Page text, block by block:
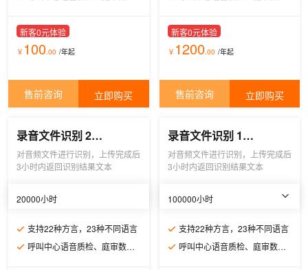
新客0元体验
￥ 100.00 /年起
售前咨询 立即购买
新客0元体验
￥ 1200.00 /年起
售前咨询 立即购买
录音文件识别 20000小时
对音频文件进行识别，上传完成后
3小时内返回识别结果文本
20000小时
支持22种方言，23种不同语言
呼叫中心语音质检、庭审数据录入、会议记录总结
录音文件识别 100000小时
对音频文件进行识别，上传完成后
3小时内返回识别结果文本
100000小时
支持22种方言，23种不同语言
呼叫中心语音质检、庭审数据录入、会议记录总结